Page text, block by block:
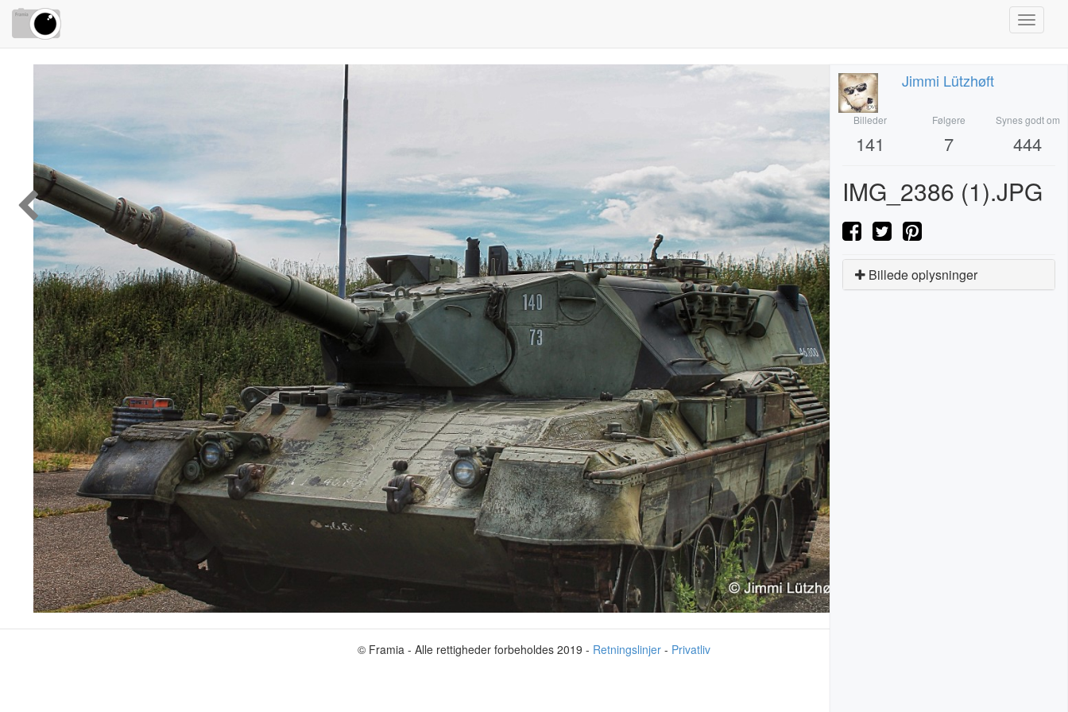
Toggle
Jimmi Lützhøft
Billeder
141
Følgere
7
Synes godt om
444
IMG_2386 (1).JPG
Billede oplysninger
© Framia - Alle rettigheder forbeholdes 2019 - Retningslinjer - Privatliv